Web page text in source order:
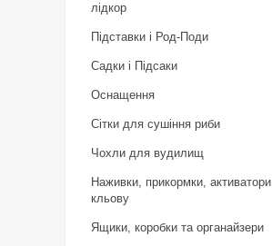
лідкор
Підставки і Род-Поди
Садки і Підсаки
Оснащення
Сітки для сушіння риби
Чохли для вудилищ
Наживки, прикормки, активатори
кльову
Ящики, коробки та органайзери